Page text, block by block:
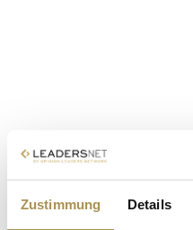
Zustimmung Details